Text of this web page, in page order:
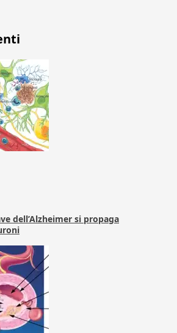
dell’Alzheimer si propaga